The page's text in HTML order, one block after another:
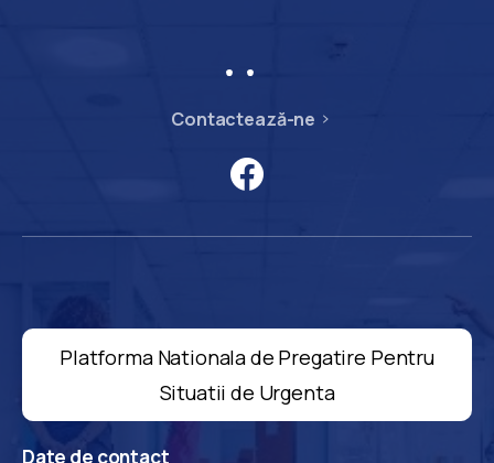
Contactează-ne
Platforma Nationala de Pregatire Pentru
Situatii de Urgenta
Datede contact